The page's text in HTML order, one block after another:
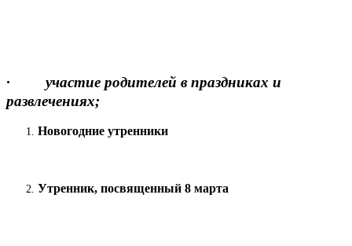
· участие родителей в праздниках и
развлечениях;
Новогодние утренники
Утренник, посвященный 8 марта